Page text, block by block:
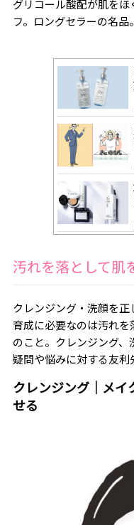
グリコール酸配が肌を
フ。ロングセラーの名品。
汚れを落として肌
クレンジング・洗顔を
育成に必要なのは汚れ
のこと。クレンジング、
疑問や悩みに対する友利
クレンジング｜メイ
せる